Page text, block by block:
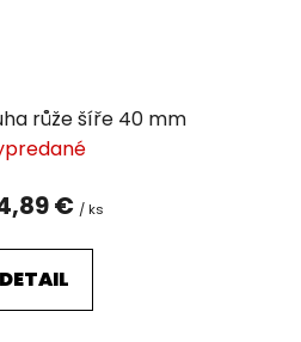
růže šíře 40 mm
€ / ks
DETAIL